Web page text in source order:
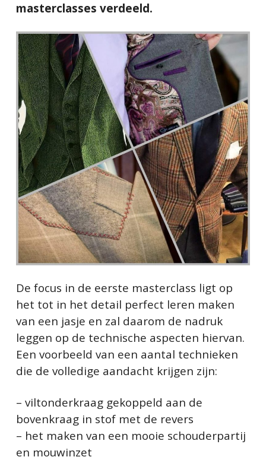
masterclasses verdeeld.
De focus in de eerste masterclass ligt op
het tot in het detail perfect leren maken
van een jasje en zal daarom de nadruk
leggen op de technische aspecten hiervan.
Een voorbeeld van een aantal technieken
die de volledige aandacht krijgen zijn:
– viltonderkraag gekoppeld aan de
bovenkraag in stof met de revers
– het maken van een mooie schouderpartij
en mouwinzet